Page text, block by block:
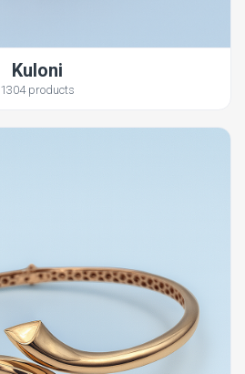
Kuloni
1304 products